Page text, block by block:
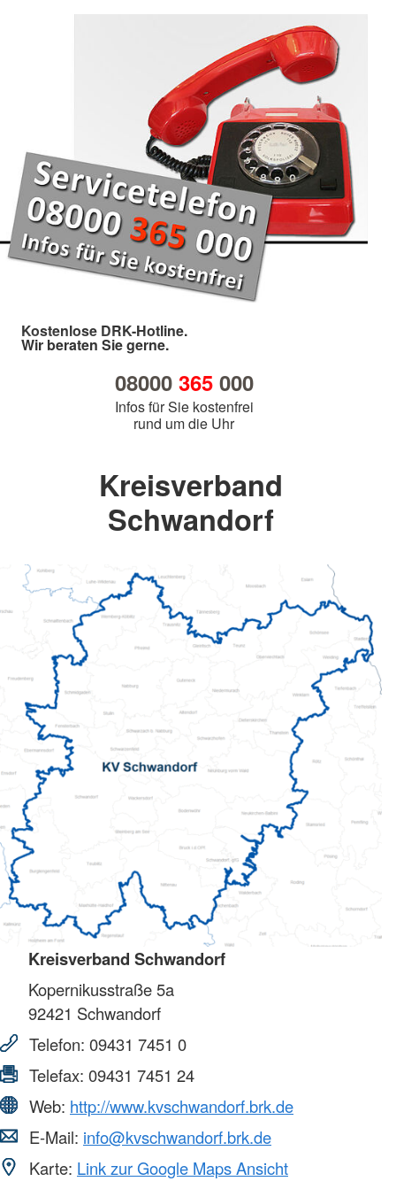
Kostenlose DRK-Hotline.
Wir beraten Sie gerne.
08000 365000
Infos für Sie kostenfrei
rund um die Uhr
Kreisverband
Schwandorf
Kreisverband Schwandorf
Kopernikusstraße 5a
92421 Schwandorf
Telefon: 09431 7451 0
Telefax: 09431 7451 24
Web: http://www.kvschwandorf.brk.de
E-Mail: info@kvschwandorf.brk.de
Karte: Link zur Google Maps Ansicht